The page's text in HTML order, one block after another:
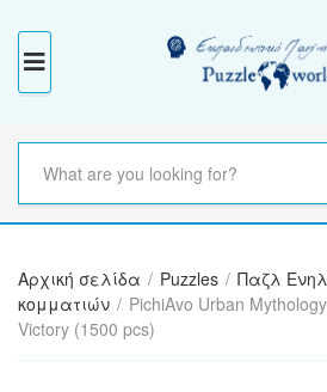
M
N
U
a
t
g
o
r
S
a
r
h
t
e
Αρχική σελίδα / Puzzles / Παζλ
κομματιών / PichiAvo Urban
Victory (1500 pcs)